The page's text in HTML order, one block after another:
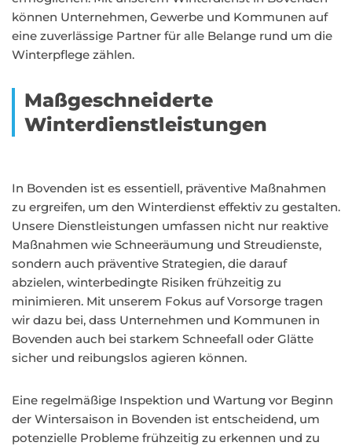
können Unternehmen, Gewerbe und Kommunen auf
eine zuverlässige Partner für alle Belange rund um die
Winterpflege zählen.
Maßgeschneiderte
Winterdienstleistungen
In Bovenden ist es essentiell, präventive Maßnahmen
zu ergreifen, um den Winterdienst effektiv zu gestalten.
Unsere Dienstleistungen umfassen nicht nur reaktive
Maßnahmen wie Schneeräumung und Streudienste,
sondern auch präventive Strategien, die darauf
abzielen, winterbedingte Risiken frühzeitig zu
minimieren. Mit unserem Fokus auf Vorsorge tragen
wir dazu bei, dass Unternehmen und Kommunen in
Bovenden auch bei starkem Schneefall oder Glätte
sicher und reibungslos agieren können.
Eine regelmäßige Inspektion und Wartung vor Beginn
der Wintersaison in Bovenden ist entscheidend, um
potenzielle Probleme frühzeitig zu erkennen und zu